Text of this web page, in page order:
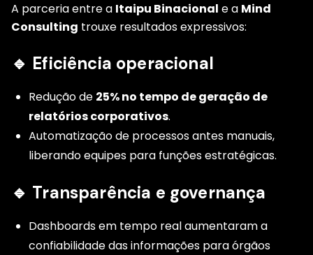
A parceria entre a Itaipu Binacional e a Mind
Consulting trouxe resultados expressivos:
🔹 Eficiência operacional
Redução de 25% no tempo de geração de
relatórios corporativos.
Automatização de processos antes manuais,
liberando equipes para funções estratégicas.
🔹 Transparência e governança
Dashboards em tempo real aumentaram a
confiabilidade das informações para órgãos